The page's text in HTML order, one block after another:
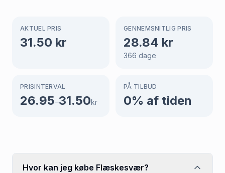
AKTUEL PRIS
31.50 kr
GENNEMSNITLIG PRIS
28.84 kr
366 dage
PRISINTERVAL
26.95–31.50kr
PÅ TILBUD
0% af tiden
Hvor kan jeg købe Flæskesvær?